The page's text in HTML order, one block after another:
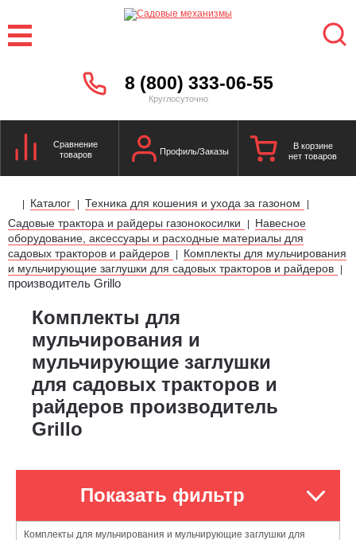
8 (800) 333-06-55
Круглосуточно
Сравнение
товаров
Профиль/Заказы
В корзине
нет товаров
| Каталог | Техника для кошения и ухода за газоном |
Садовые трактора и райдеры газонокосилки |
Навесное
оборудование, аксессуары и расходные материалы для
садовых тракторов и райдеров
|
Комплекты для мульчирования
и мульчирующие заглушки для садовых тракторов и райдеров
|
производитель Grillo
Комплекты для
мульчирования и
мульчирующие заглушки
для садовых тракторов и
райдеров производитель
Grillo
Показать фильтр
Комплекты для мульчирования и мульчирующие заглушки для